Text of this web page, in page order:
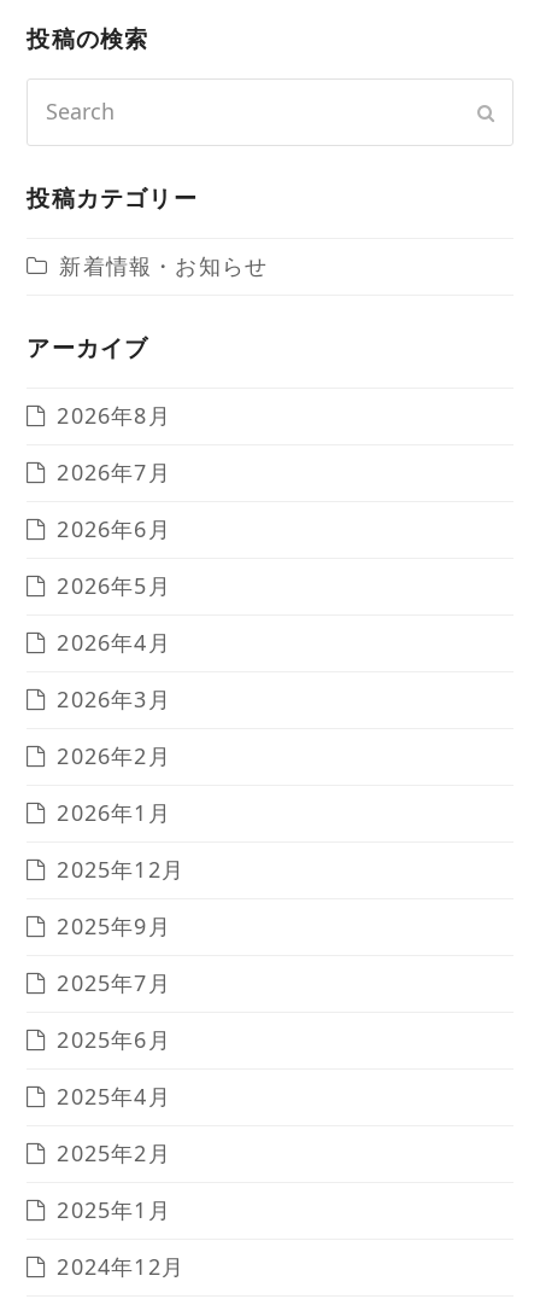
投稿の検索
投稿カテゴリー
新着情報・お知らせ
アーカイブ
2026年8月
2026年7月
2026年6月
2026年5月
2026年4月
2026年3月
2026年2月
2026年1月
2025年12月
2025年9月
2025年7月
2025年6月
2025年4月
2025年2月
2025年1月
2024年12月